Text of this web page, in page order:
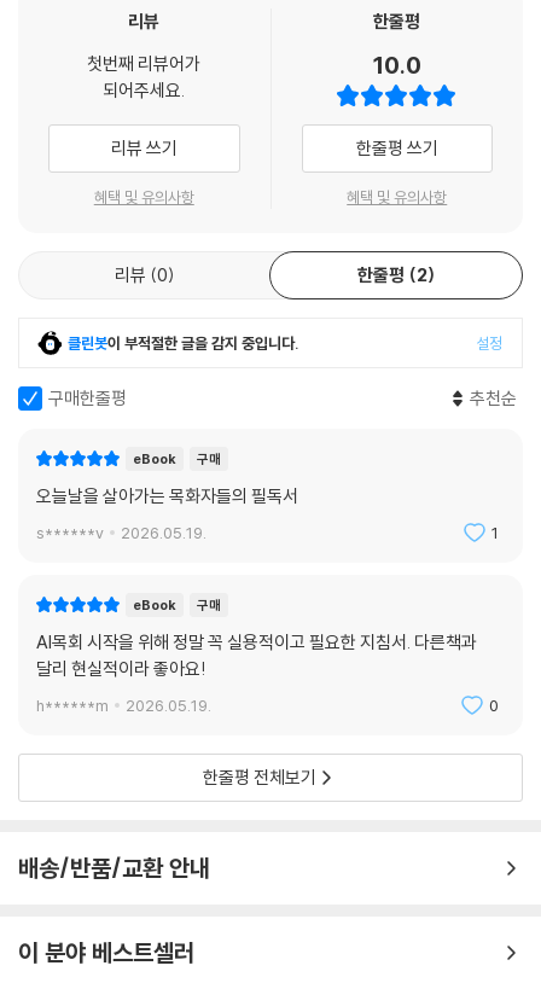
리뷰
첫번째 리뷰어가
되어주세요.
리뷰 쓰기
혜택 및 유의사항
한줄평
10.0
한줄평 쓰기
혜택 및 유의사항
리뷰 0 한줄평 2
클린봇이 부적절한 글을 감지 중입니다. 설정
구매한줄평 추천순
eBook 구매
오늘날을 살아가는 목화자들의 필독서
s******v 2026.05.19. 1
eBook 구매
AI목회 시작을 위해 정말 꼭 실용적이고 필요한 지침서. 다른책과
달리 현실적이라 좋아요!
h******m 2026.05.19. 0
한줄평 전체보기
배송/반품/교환 안내
이 분야 베스트셀러